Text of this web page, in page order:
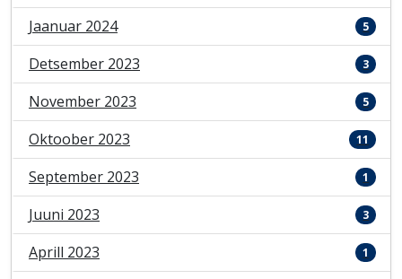
Jaanuar 2024 5
Detsember 2023 3
November 2023 5
Oktoober 2023 11
September 2023 1
Juuni 2023 3
Aprill 2023 1